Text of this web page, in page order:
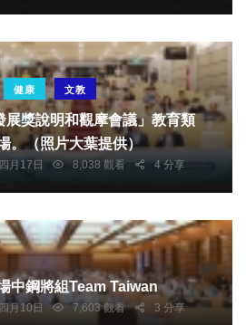
健康 文教
展獎說明和觀摩會議」教育類
。（照片大葉提供）
月17日 8,038 觀看 4 分享
中鋼將組Team Taiwan
月10日 7,603 觀看 3 分享